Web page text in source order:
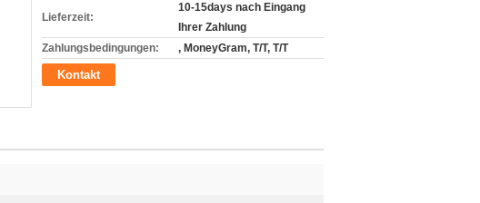
Lieferzeit:
10-15days nach Eingang
Ihrer Zahlung
Zahlungsbedingungen:
, MoneyGram, T/T, T/T
Kontakt